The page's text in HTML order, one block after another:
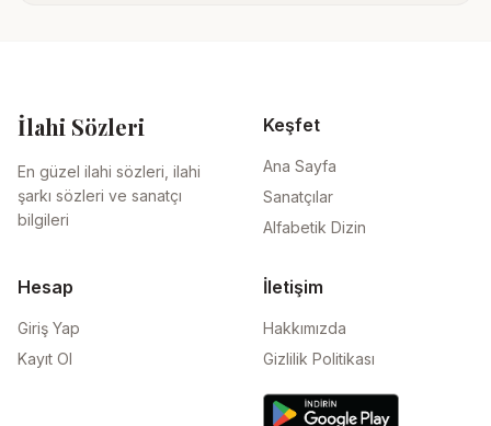
İlahi Sözleri
En güzel ilahi sözleri, ilahi
şarkı sözleri ve sanatçı
bilgileri
Keşfet
Ana Sayfa
Sanatçılar
Alfabetik Dizin
Hesap
Giriş Yap
Kayıt Ol
İletişim
Hakkımızda
Gizlilik Politikası